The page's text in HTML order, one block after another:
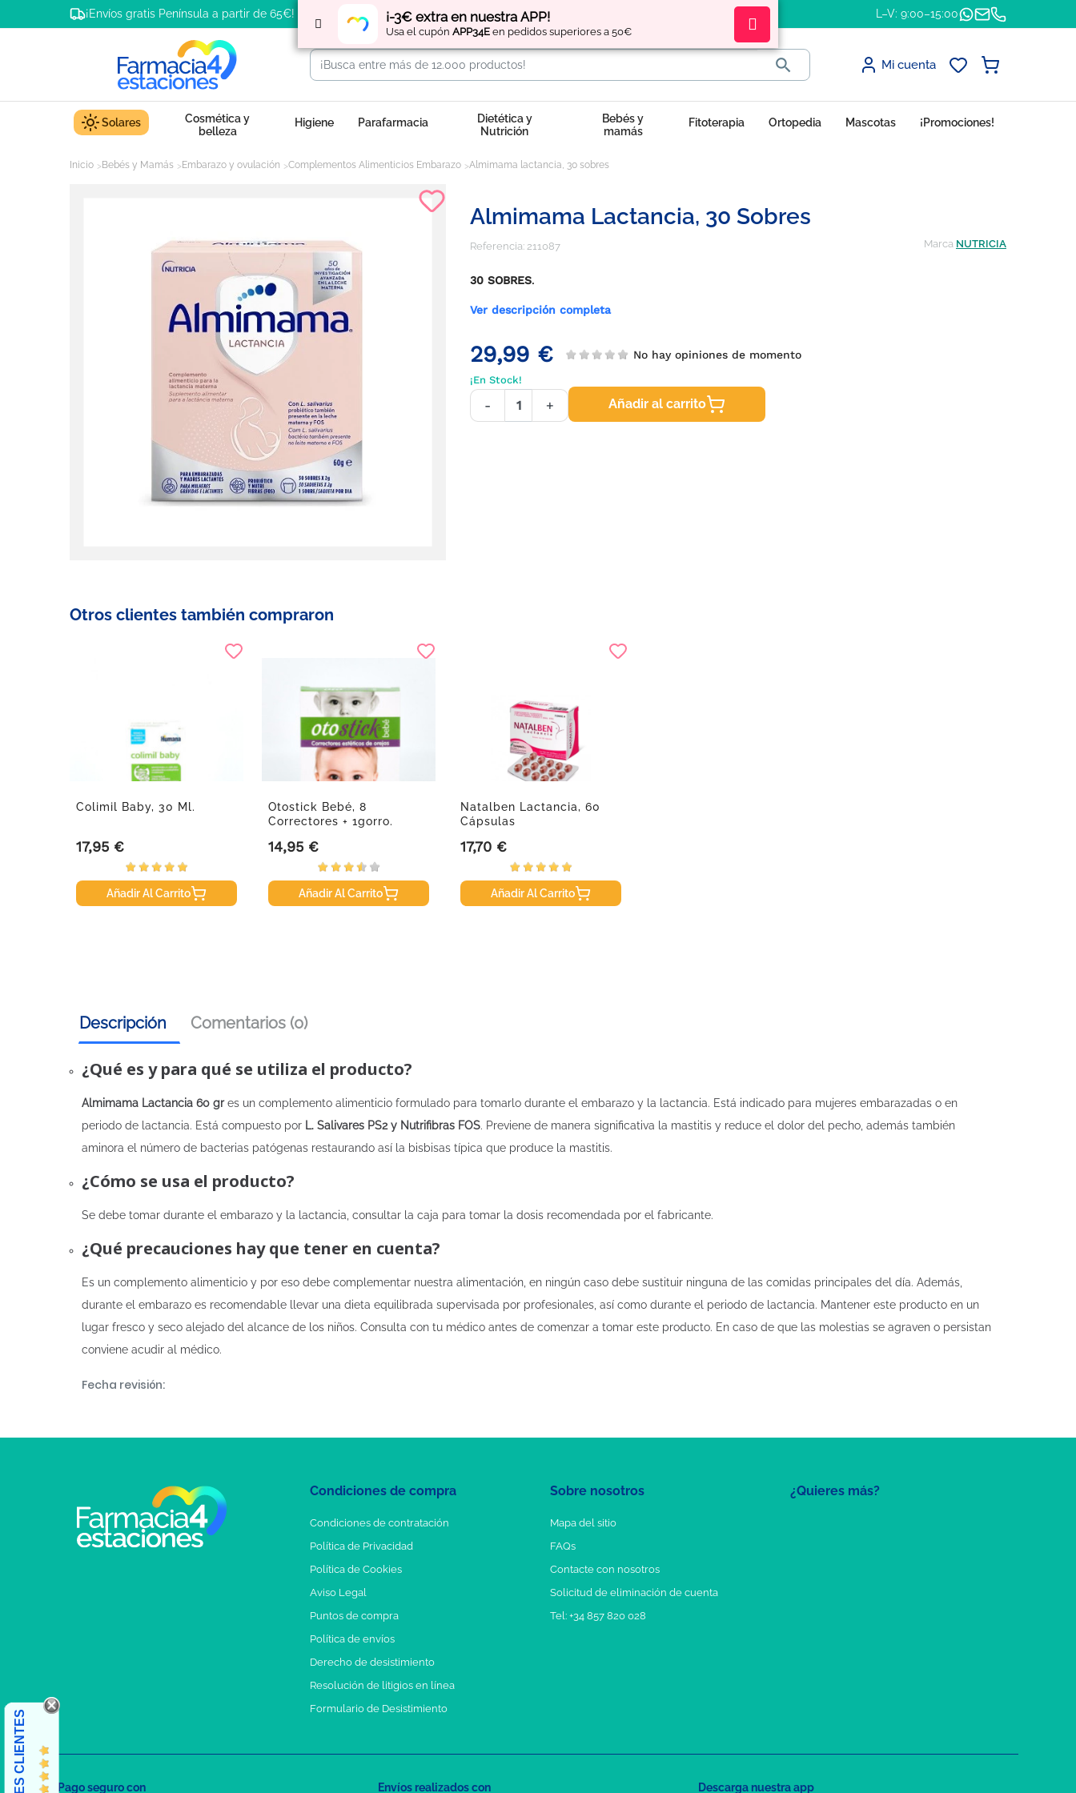
¡-3€ extra en nuestra APP!
Usa el cupón APP34E en pedidos superiores a 50€
¡Envíos gratis Península a partir de 65€! Regístratey obtén L–V: 9:00–15:00
 Mi cuenta
Solares
Cosmética y
belleza
Higiene Parafarmacia
Dietética y
Nutrición
Bebés y
mamás
Fitoterapia Ortopedia Mascotas ¡Promociones!
Inicio Bebés y Mamás Embarazo y ovulación Complementos Alimenticios Embarazo Almimama lactancia, 30 sobres
Almimama Lactancia, 30 Sobres
Referencia: 211087 Marca NUTRICIA
30 SOBRES.
Ver descripción completa
29,99 € No hay opiniones de momento
¡En Stock!
- + Añadir al carrito
Otros clientes también compraron
Colimil Baby, 30 Ml.
Precio
17,95 €
Añadir Al Carrito
Otostick Bebé, 8
Correctores + 1gorro.
Precio
14,95 €
Añadir Al Carrito
Natalben Lactancia, 60
Cápsulas
Precio
17,70 €
Añadir Al Carrito
Descripción Comentarios (0)
¿Qué es y para qué se utiliza el producto?
Almimama Lactancia 60 gres un complemento alimenticio formulado para tomarlo durante el embarazo y la lactancia. Está indicado para mujeres embarazadas o en
periodo de lactancia. Está compuesto por L. Salivares PS2 y Nutrifibras FOS. Previene de manera significativa la mastitis y reduce el dolor del pecho, además también
aminora el número de bacterias patógenas restaurando así la bisbisas típica que produce la mastitis.
¿Cómo se usa el producto?
Se debe tomar durante el embarazo y la lactancia, consultar la caja para tomar la dosis recomendada por el fabricante.
¿Qué precauciones hay que tener en cuenta?
Es un complemento alimenticio y por eso debe complementar nuestra alimentación, en ningún caso debe sustituir ninguna de las comidas principales del día. Además,
durante el embarazo es recomendable llevar una dieta equilibrada supervisada por profesionales, así como durante el periodo de lactancia. Mantener este producto en un
lugar fresco y seco alejado del alcance de los niños. Consulta con tu médico antes de comenzar a tomar este producto. En caso de que las molestias se agraven o persistan
conviene acudir al médico.
Fecha revisión:
¿Quieres más?
Condiciones de compra
Condiciones de contratación
Política de Privacidad
Política de Cookies
Aviso Legal
Puntos de compra
Política de envíos
Derecho de desistimiento
Resolución de litigios en línea
Formulario de Desistimiento
Sobre nosotros
Mapa del sitio
FAQs
Contacte con nosotros
Solicitud de eliminación de cuenta
Tel: +34 857 820 028
Pago seguro con Envíos realizados con Descarga nuestra app